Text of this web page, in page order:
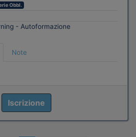
Obbl.
- Autoformazione
Note
Iscrizione